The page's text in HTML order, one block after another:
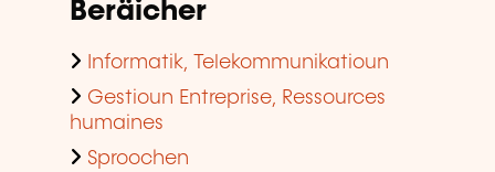
Beräicher
Informatik, Telekommunikatioun
Gestioun Entreprise, Ressources
humaines
Sproochen